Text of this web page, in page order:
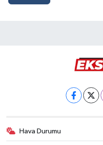
Hava Durumu